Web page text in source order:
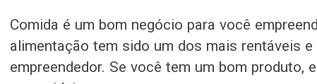
Comida é um bom negócio para você
alimentação tem sido um dos mais rentáveis
empreendedor. Se você tem um bom produto,